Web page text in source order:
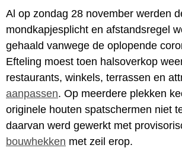
Al op zondag 28 november werden
mondkapjesplicht en afstandsregel
gehaald vanwege de oplopende
Efteling moest toen halsoverkop
restaurants, winkels, terrassen en
aanpassen. Op meerdere plekken
originele houten spatschermen niet
daarvan werd gewerkt met
bouwhekken met zeil erop.